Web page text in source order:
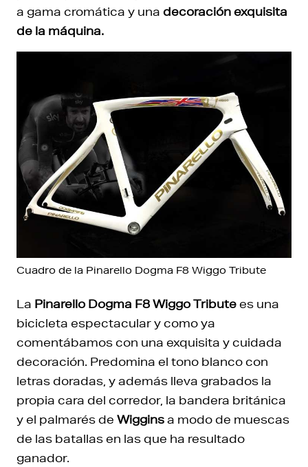
a gama cromática y una decoración exquisita
de la máquina.
Cuadro de la Pinarello Dogma F8 Wiggo Tribute
La Pinarello Dogma F8 Wiggo Tributees una
bicicleta espectacular y como ya
comentábamos con una exquisita y cuidada
decoración. Predomina el tono blanco con
letras doradas, y además lleva grabados la
propia cara del corredor, la bandera británica
y el palmarés de Wigginsa modo de muescas
de las batallas en las que ha resultado
ganador.